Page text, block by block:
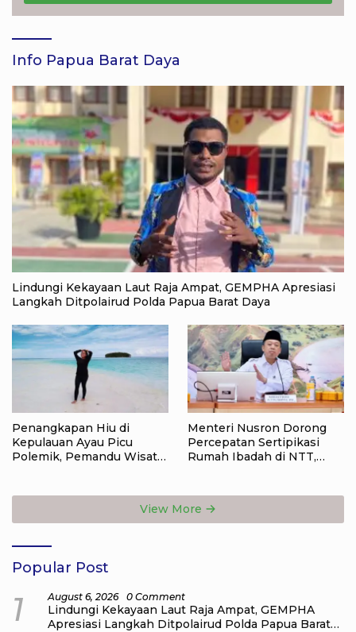
Info Papua Barat Daya
Lindungi Kekayaan Laut Raja Ampat, GEMPHA Apresiasi
Langkah Ditpolairud Polda Papua Barat Daya
Penangkapan Hiu di
Kepulauan Ayau Picu
Polemik, Pemandu Wisata:
Menteri Nusron Dorong
Percepatan Sertipikasi
Rumah Ibadah di NTT,
View More
Popular Post
1 August 6, 2026 0 Comment
Lindungi Kekayaan Laut Raja Ampat, GEMPHA
Apresiasi Langkah Ditpolairud Polda Papua Barat